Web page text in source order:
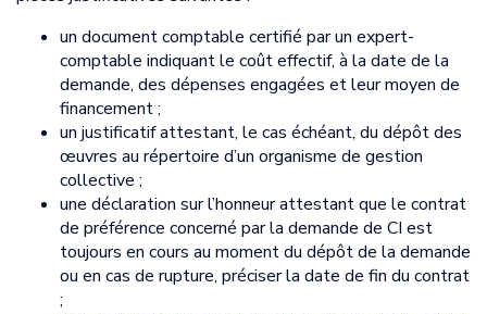
un document comptable certifié par un expert-
comptable indiquant le coût effectif, à la date de la
demande, des dépenses engagées et leur moyen de
financement ;
un justificatif attestant, le cas échéant, du dépôt des
œuvres au répertoire d’un organisme de gestion
collective ;
une déclaration sur l’honneur attestant que le contrat
de préférence concerné par la demande de CI est
toujours en cours au moment du dépôt de la demande
ou en cas de rupture, préciser la date de fin du contrat
;